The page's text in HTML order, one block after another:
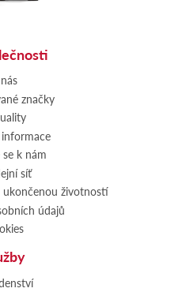
značky
k nám
síť
ukončenou životností
údajů